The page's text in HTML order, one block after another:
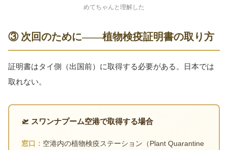
めてちゃんと理解した
③ 次回のために——植物検疫証明書の取り方
証明書はタイ側（出国前）に取得する必要がある。日本では
取れない。
🛫 スワンナプーム空港で取得する場合
窓口： 空港内の植物検疫ステーション（Plant Quarantine